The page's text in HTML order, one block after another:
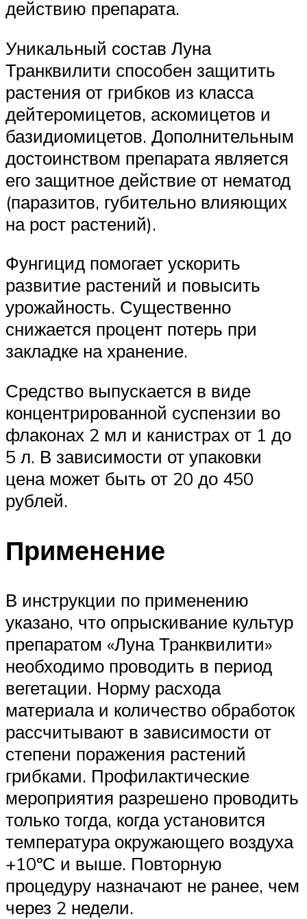
действию препарата.
Уникальный состав Луна
Транквилити способен защитить
растения от грибков из класса
дейтеромицетов, аскомицетов и
базидиомицетов. Дополнительным
достоинством препарата является
его защитное действие от нематод
(паразитов, губительно влияющих
на рост растений).
Фунгицид помогает ускорить
развитие растений и повысить
урожайность. Существенно
снижается процент потерь при
закладке на хранение.
Средство выпускается в виде
концентрированной суспензии во
флаконах 2 мл и канистрах от 1 до
5 л. В зависимости от упаковки
цена может быть от 20 до 450
рублей.
Применение
В инструкции по применению
указано, что опрыскивание культур
препаратом «Луна Транквилити»
необходимо проводить в период
вегетации. Норму расхода
материала и количество обработок
рассчитывают в зависимости от
степени поражения растений
грибками. Профилактические
мероприятия разрешено проводить
только тогда, когда установится
температура окружающего воздуха
+10ºС и выше. Повторную
процедуру назначают не ранее, чем
через 2 недели.